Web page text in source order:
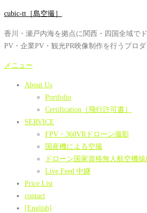
コ
テ
ン
ツ
cubic-tt［島空撮］
香川・瀬戸内海を拠点に関西・四国全域で
PV・企業PV・観光PR映像制作を行うプロ
メニュー
About Us
Portfolio
Certification［飛行許可書］
SERVICE
FPV・360VRドローン撮影
国産機による空撮
ドローン国家資格無人航空機
Live Feed 中継
Price List
contact
[English]